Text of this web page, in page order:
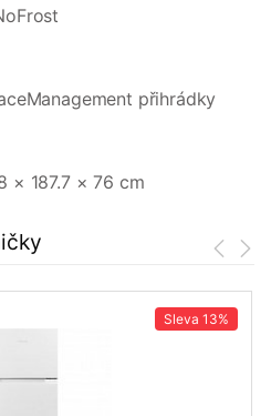
přihrádky
× 187.7 × 76 cm
Sleva 13%